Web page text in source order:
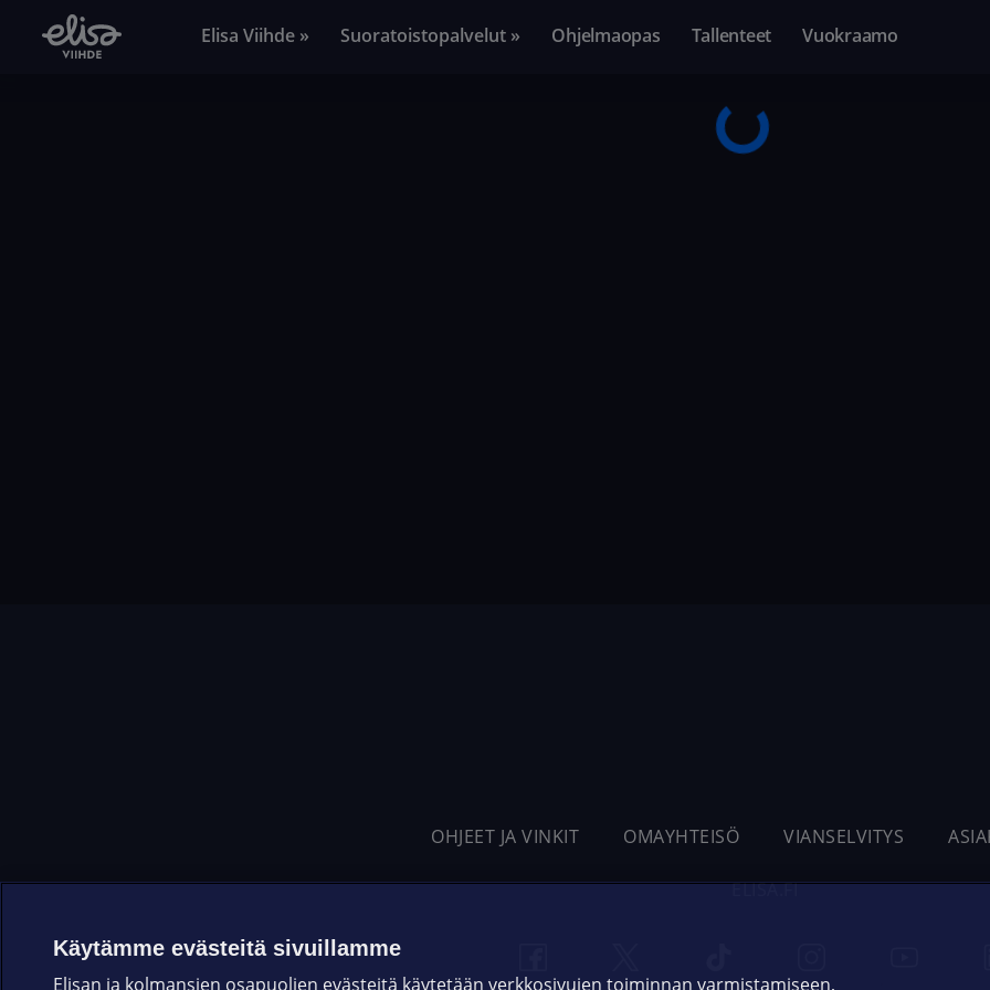
Elisa Viihde » Suoratoistopalvelut » Ohjelmaopas Tallenteet Vuokraamo
OHJEET JA VINKIT OMAYHTEISÖ VIANSELVITYS
ELISA.FI
Käytämme evästeitä sivuillamme
Elisan ja kolmansien osapuolien evästeitä käytetään verkkosivujen toiminnan varmistamiseen,